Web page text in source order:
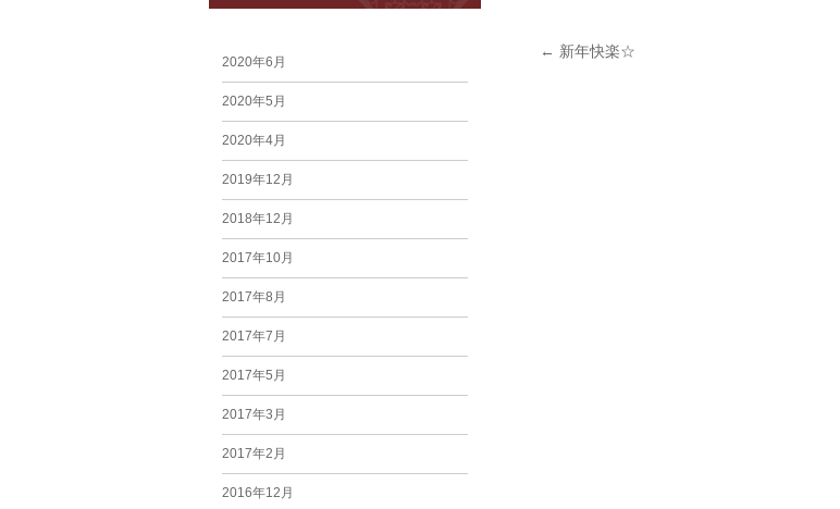
← 新年快楽☆
2020年6月
2020年5月
2020年4月
2019年12月
2018年12月
2017年10月
2017年8月
2017年7月
2017年5月
2017年3月
2017年2月
2016年12月